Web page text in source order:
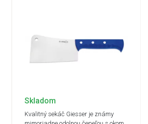
Skladom
Kvalitný sekáč Giesser je známy